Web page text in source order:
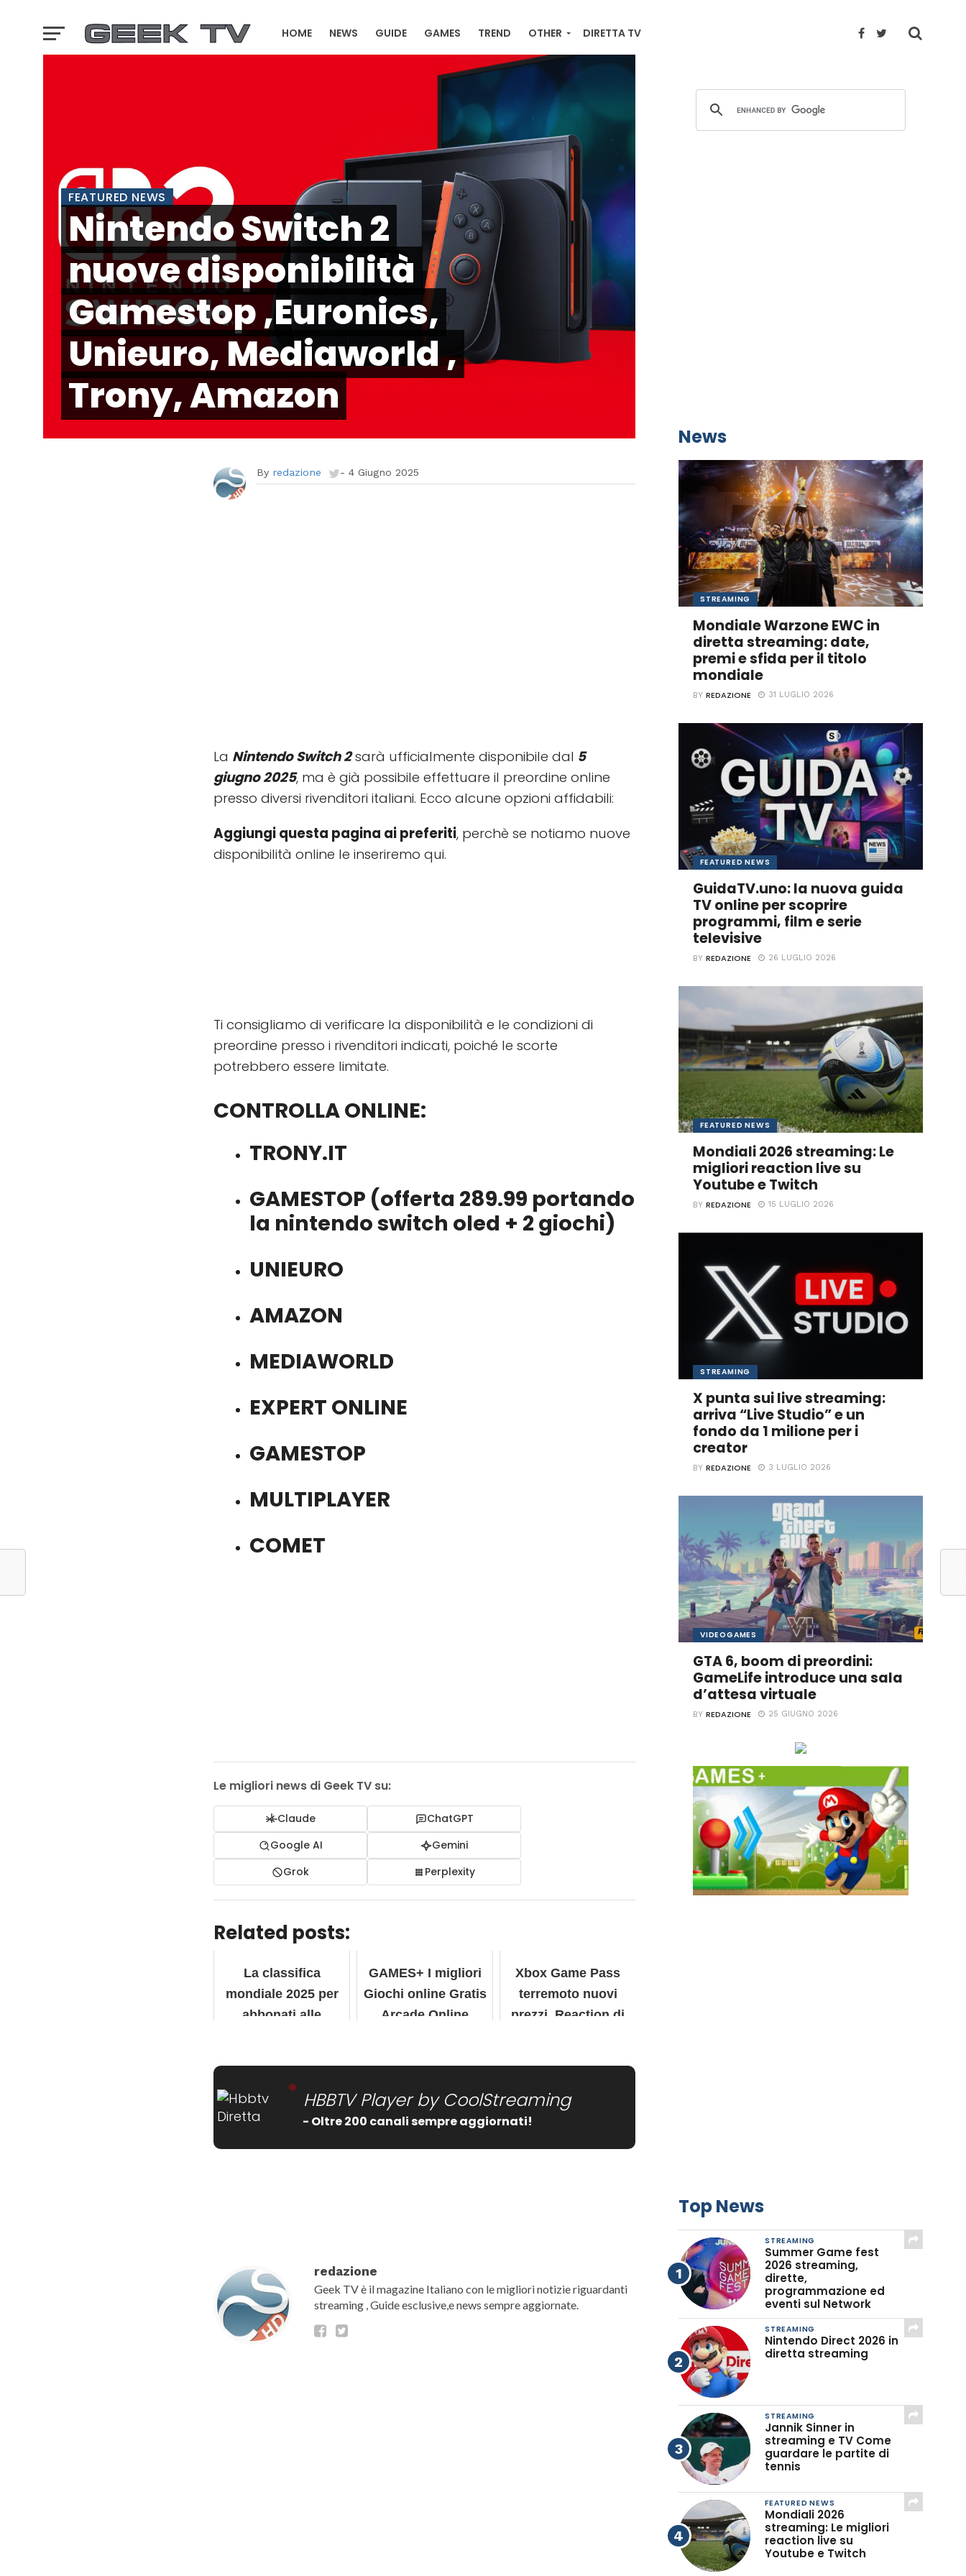
HOME NEWS GUIDE GAMES TREND OTHER DIRETTA TV
GTA 6 TRACKER ONLINE , ULTIME NEWS, ORDINI E DOWNLOAD
FEATURED NEWS
Nintendo Switch 2
nuove disponibilità
Gamestop ,Euronics,
Unieuro, Mediaworld ,
Trony, Amazon
By redazione -4 Giugno 2025
La Nintendo Switch 2sarà ufficialmente disponibile dal 5
giugno 2025, ma è già possibile effettuare il preordine online
presso diversi rivenditori italiani. Ecco alcune opzioni affidabili:
Aggiungi questa pagina ai preferiti, perchè se notiamo nuove
disponibilità online le inseriremo qui.
Ti consigliamo di verificare la disponibilità e le condizioni di
preordine presso i rivenditori indicati, poiché le scorte
potrebbero essere limitate.
CONTROLLA ONLINE:
TRONY.IT
GAMESTOP (offerta 289.99 portando
la nintendo switch oled + 2 giochi)
UNIEURO
AMAZON
MEDIAWORLD
EXPERT ONLINE
GAMESTOP
MULTIPLAYER
COMET
Le migliori news di Geek TV su:
Claude
ChatGPT
Google AI
Gemini
Grok
Perplexity
Related posts:
La classifica
mondiale 2025 per
abbonati alle
GAMES+ I migliori
Giochi online Gratis
Arcade Online
Xbox Game Pass
terremoto nuovi
prezzi, Reaction di
HBBTV Player by CoolStreaming
- Oltre 200 canali sempre aggiornati!
redazione
Geek TV è il magazine Italiano con le migliori notizie riguardanti
streaming , Guide esclusive,e news sempre aggiornate.
News
STREAMING
Mondiale Warzone EWC in
diretta streaming: date,
premi e sfida per il titolo
mondiale
BYREDAZIONE 31 LUGLIO 2026
FEATURED NEWS
GuidaTV.uno: la nuova guida
TV online per scoprire
programmi, film e serie
televisive
BYREDAZIONE 26 LUGLIO 2026
FEATURED NEWS
Mondiali 2026 streaming: Le
migliori reaction live su
Youtube e Twitch
BYREDAZIONE 15 LUGLIO 2026
STREAMING
X punta sui live streaming:
arriva “Live Studio” e un
fondo da 1 milione per i
creator
BYREDAZIONE 3 LUGLIO 2026
VIDEOGAMES
GTA 6, boom di preordini:
GameLife introduce una sala
d’attesa virtuale
BYREDAZIONE 25 GIUGNO 2026
Top News
STREAMING
Summer Game fest
2026 streaming,
dirette,
programmazione ed
eventi sul Network
STREAMING
Nintendo Direct 2026 in
diretta streaming
STREAMING
Jannik Sinner in
streaming e TV Come
guardare le partite di
tennis
FEATURED NEWS
Mondiali 2026
streaming: Le migliori
reaction live su
Youtube e Twitch